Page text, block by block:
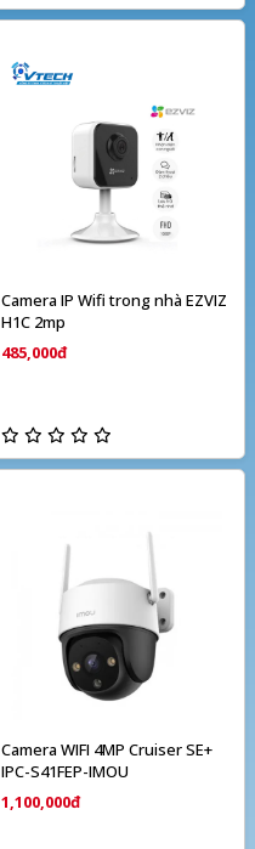
Camera IP Wifi trong nhà EZVIZ
H1C 2mp
485,000đ
Camera WIFI 4MP Cruiser SE+
IPC-S41FEP-IMOU
1,100,000đ